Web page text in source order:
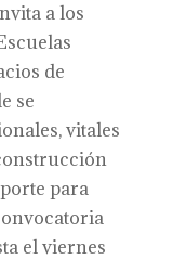
a los
de
se
vitales
para
el viernes